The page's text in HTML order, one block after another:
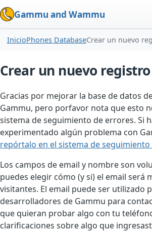
Gammu and Wammu
InicioPhones DatabaseCrear un nuevo
Crear un nuevo registro
Gracias por mejorar la base de datos
Gammu, pero porfavor nota que esto
sistema de seguimiento de errores. Si
experimentado algún problema con
repórtalo en el sistema de
Los campos de email y nombre son
puedes elegir cómo (y si) el email será
visitantes. El email puede ser utilizado
desarrolladores de Gammu para
que quieran probar algo con tu
clarificaciones sobre algo que